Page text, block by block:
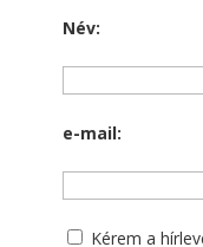
Név:
e-mail:
Kérem a